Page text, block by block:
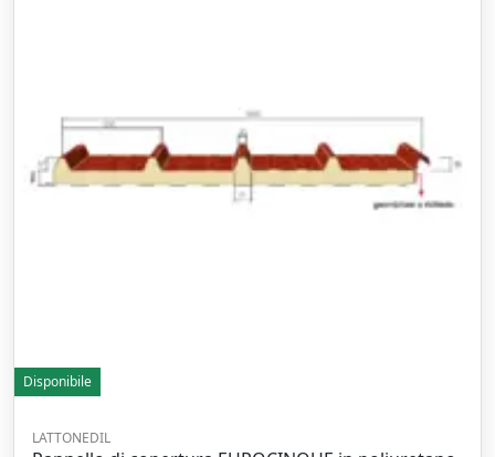
Disponibile
LATTONEDIL